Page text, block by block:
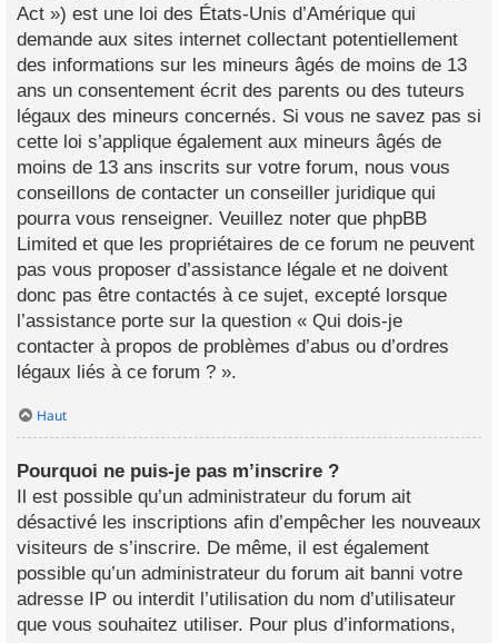
Act ») est une loi des États-Unis d’Amérique qui
demande aux sites internet collectant potentiellement
des informations sur les mineurs âgés de moins de 13
ans un consentement écrit des parents ou des tuteurs
légaux des mineurs concernés. Si vous ne savez pas si
cette loi s’applique également aux mineurs âgés de
moins de 13 ans inscrits sur votre forum, nous vous
conseillons de contacter un conseiller juridique qui
pourra vous renseigner. Veuillez noter que phpBB
Limited et que les propriétaires de ce forum ne peuvent
pas vous proposer d’assistance légale et ne doivent
donc pas être contactés à ce sujet, excepté lorsque
l’assistance porte sur la question « Qui dois-je
contacter à propos de problèmes d’abus ou d’ordres
légaux liés à ce forum ? ».
Haut
Pourquoi ne puis-je pas m’inscrire ?
Il est possible qu’un administrateur du forum ait
désactivé les inscriptions afin d’empêcher les nouveaux
visiteurs de s’inscrire. De même, il est également
possible qu’un administrateur du forum ait banni votre
adresse IP ou interdit l’utilisation du nom d’utilisateur
que vous souhaitez utiliser. Pour plus d’informations,